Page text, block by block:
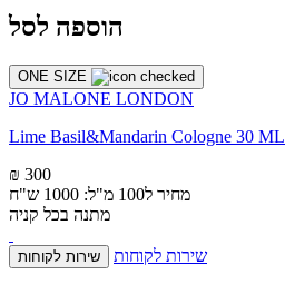
הוספה לסל
ONE SIZE
JO MALONE LONDON
Lime Basil&Mandarin Cologne 30 ML
₪ 300
מחיר ל100 מ"ל: 1000 ש"ח
מתנה בכל קניה
שירות לקוחות שירות לקוחות